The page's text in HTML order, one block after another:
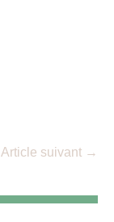
Article suivant →